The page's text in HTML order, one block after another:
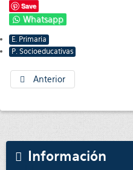
Save
Whatsapp
E. Primaria
P. Socioeducativas
Anterior
Información